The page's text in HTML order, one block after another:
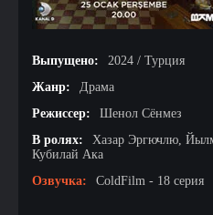
Выпущено:
2024 / Турция
Жанр:
Драма
Режиссер:
Шенол Сёнмез
В ролях:
Хазар Эргючлю,
Кубилай Ака
Озвучка:
ColdFilm - 18 серия